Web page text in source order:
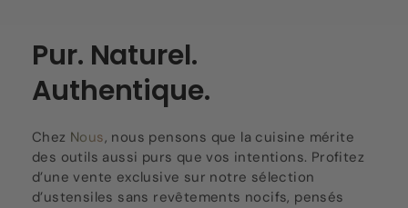
Pur. Naturel.
Authentique.
Chez Nous, nous pensons que la cuisine mérite
des outils aussi purs que vos intentions. Profitez
d’une vente exclusive sur notre sélection
d’ustensiles sans revêtements nocifs, pensés